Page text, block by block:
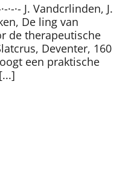
·-·- J. Vandcrlinden, J.
De ling van
de therapeutische
Deventer, 160
een praktische